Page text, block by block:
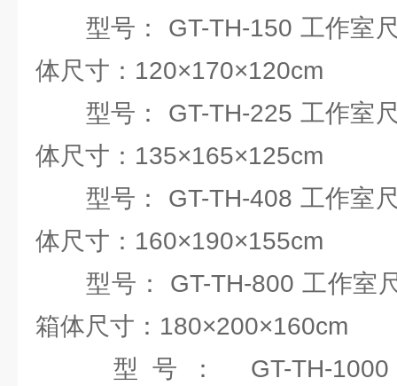
型号： GT-TH-150 工作室
体尺寸：120×170×120cm
型号： GT-TH-225 工作室
体尺寸：135×165×125cm
型号： GT-TH-408 工作室
体尺寸：160×190×155cm
型号： GT-TH-800 工作室
箱体尺寸：180×200×160cm
型号： GT-TH-